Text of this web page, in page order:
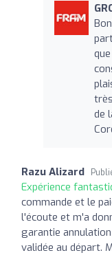
de
Razu Alizard
Expérience
commande et le
l'écoute et m'a
garantie
validée au départ.